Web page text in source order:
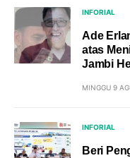
INFORIAL
Ade
atas
Jambi
MINGGU 9
INFORIAL
Beri